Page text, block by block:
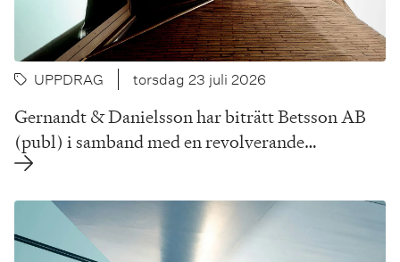
UPPDRAG torsdag 23 juli 2026
Gernandt & Danielsson har biträtt Betsson AB
(publ) i samband med en revolverande…